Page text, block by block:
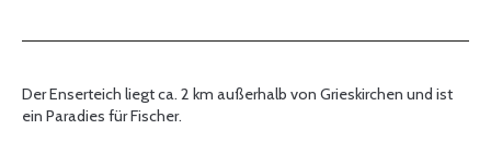
Der Enserteich liegt ca. 2 km außerhalb von Grieskirchen und ist
ein Paradies für Fischer.